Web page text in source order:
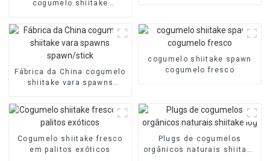
cogumelo shiitake
shiitake com alta
qualidade
Fábrica da China cogumelo
shiitake vara spawns
cogumelo shiitake spawn
cogumelo fresco
Cogumelo shiitake fresco
em palitos exóticos
Plugs de cogumelos
orgânicos naturais shiitake